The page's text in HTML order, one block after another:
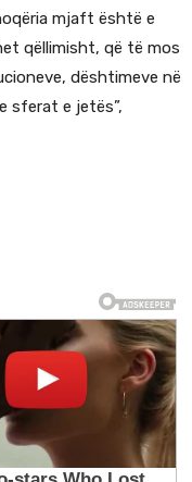
mjaft është e
qëllimisht, që të mos
dështimeve në
sferat e jetës”,